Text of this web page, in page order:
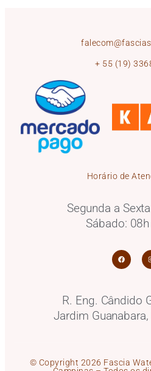
+ 55 (19)
Horário de
Segunda a
Sábado:
R. Eng. Cândido
Jardim
© Copyright 2026 Fascia